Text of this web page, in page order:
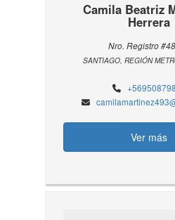
Camila Beatriz
Herrera
Nro. Registro
SANTIAGO, REGIÓN
Ver más